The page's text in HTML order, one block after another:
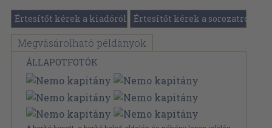
Értesítőt kérek a kiadóról Értesítőt kérek a sorozatról
Megvásárolható példányok
ÁLLAPOTFOTÓK